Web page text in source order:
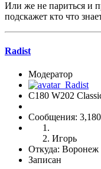
Или же не париться и
подскажет кто что
Radist
Модератор
C180 W202
Сообщения: 3,180
Игорь
Откуда: Воронеж
Записан